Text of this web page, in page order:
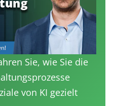
Sie, wie Sie die
von KI gezielt